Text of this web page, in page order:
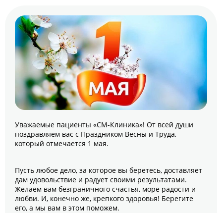
Уважаемые пациенты «СМ-Клиника»! От всей души
поздравляем вас с Праздником Весны и Труда,
который отмечается 1 мая.
Пусть любое дело, за которое вы беретесь, доставляет
дам удовольствие и радует своими результатами.
Желаем вам безграничного счастья, море радости и
любви. И, конечно же, крепкого здоровья! Берегите
его, а мы вам в этом поможем.